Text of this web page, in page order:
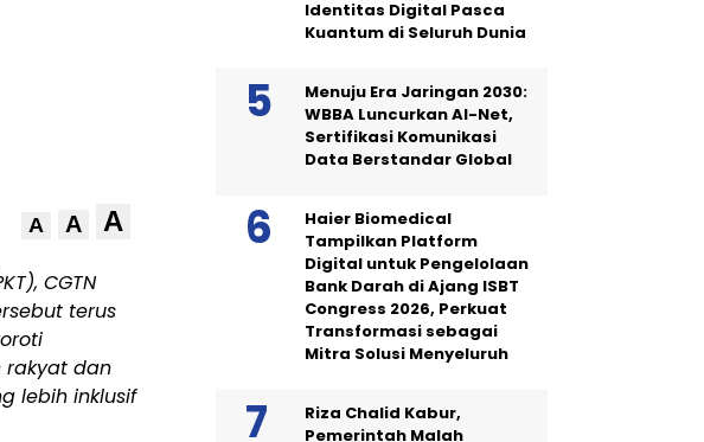
A A A
CGTN
terus
rakyat dan
lebih inklusif
Identitas Digital Pasca
Kuantum di Seluruh Dunia
Menuju Era Jaringan 2030:
WBBA Luncurkan AI-Net,
Sertifikasi Komunikasi
Data Berstandar Global
Haier Biomedical
Tampilkan Platform
Digital untuk Pengelolaan
Bank Darah di Ajang ISBT
Congress 2026, Perkuat
Transformasi sebagai
Mitra Solusi Menyeluruh
Riza Chalid Kabur,
Pemerintah Malah